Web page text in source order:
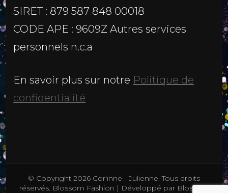
SIRET : 879 587 848 00018
CODE APE : 9609Z Autres services
personnels n.c.a
En savoir plus sur notre Politique de
confidentialité
© Copyright 2026 Cor'inne - Julienne. Tous droits
réservés. Blossom Fashion | Développé parBlossom